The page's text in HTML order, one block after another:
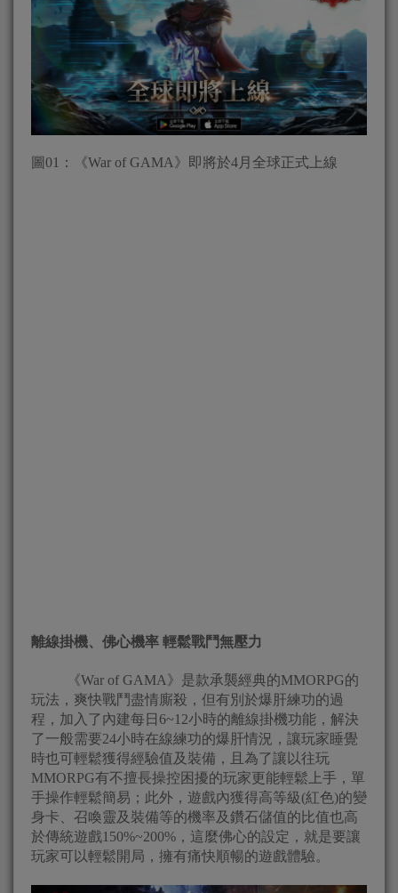
圖01：《War of GAMA》即將於4月全球正式上線
離線掛機、佛心機率 輕鬆戰鬥無壓力
《War of GAMA》是款承襲經典的MMORPG的
玩法，爽快戰鬥盡情廝殺，但有別於爆肝練功的過
程，加入了內建每日6~12小時的離線掛機功能，解決
了一般需要24小時在線練功的爆肝情況，讓玩家睡覺
時也可輕鬆獲得經驗值及裝備，且為了讓以往玩
MMORPG有不擅長操控困擾的玩家更能輕鬆上手，單
手操作輕鬆簡易；此外，遊戲內獲得高等級(紅色)的變
身卡、召喚靈及裝備等的機率及鑽石儲值的比值也高
於傳統遊戲150%~200%，這麼佛心的設定，就是要讓
玩家可以輕鬆開局，擁有痛快順暢的遊戲體驗。